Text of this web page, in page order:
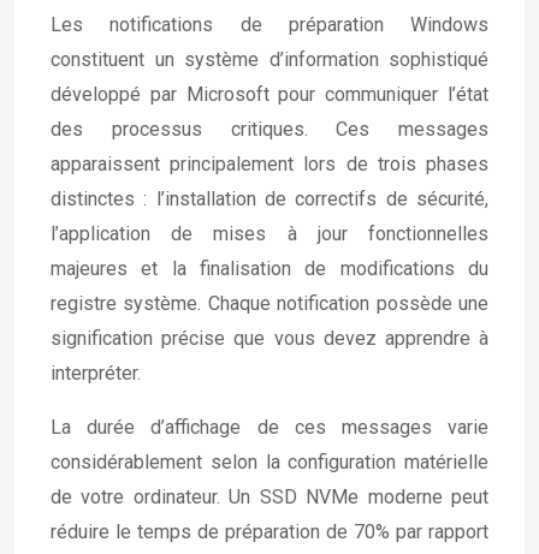
Les notifications de préparation Windows
constituent un système d’information sophistiqué
développé par Microsoft pour communiquer l’état
des processus critiques. Ces messages
apparaissent principalement lors de trois phases
distinctes : l’installation de correctifs de sécurité,
l’application de mises à jour fonctionnelles
majeures et la finalisation de modifications du
registre système. Chaque notification possède une
signification précise que vous devez apprendre à
interpréter.
La durée d’affichage de ces messages varie
considérablement selon la configuration matérielle
de votre ordinateur. Un SSD NVMe moderne peut
réduire le temps de préparation de 70% par rapport